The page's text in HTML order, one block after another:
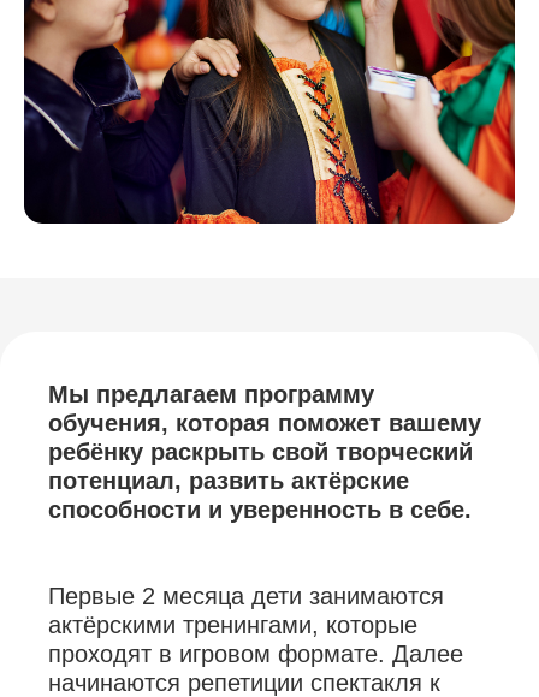
Мы предлагаем программу
обучения, которая поможет вашему
ребёнку раскрыть свой творческий
потенциал, развить актёрские
способности и уверенность в себе.
Первые 2 месяца дети занимаются
актёрскими тренингами, которые
проходят в игровом формате. Далее
начинаются репетиции спектакля к